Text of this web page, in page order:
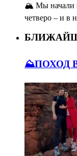
🏔️ Мы начали
четверо – и в
⛰️ПОХОД